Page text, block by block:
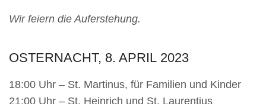
Wir feiern die Auferstehung.
OSTERNACHT, 8. APRIL 2023
18:00 Uhr – St. Martinus, für Familien und Kinder
21:00 Uhr – St. Heinrich und St. Laurentius